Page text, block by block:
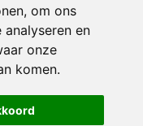
om ons
en
onze
komen.